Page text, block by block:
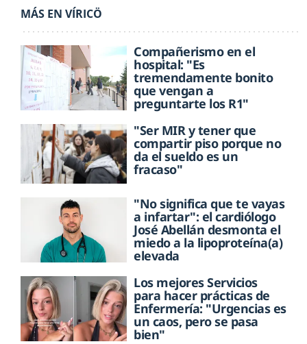
MÁS EN VÍRICÖ
Compañerismo en el
hospital: "Es
tremendamente bonito
que vengan a
preguntarte los R1"
"Ser MIR y tener que
compartir piso porque no
da el sueldo es un
fracaso"
"No significa que te vayas
a infartar": el cardiólogo
José Abellán desmonta el
miedo a la lipoproteína(a)
elevada
Los mejores Servicios
para hacer prácticas de
Enfermería: "Urgencias es
un caos, pero se pasa
bien"